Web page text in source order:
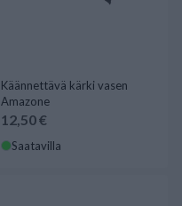
Käännettävä kärki vasen
Amazone
12,50 €
Saatavilla